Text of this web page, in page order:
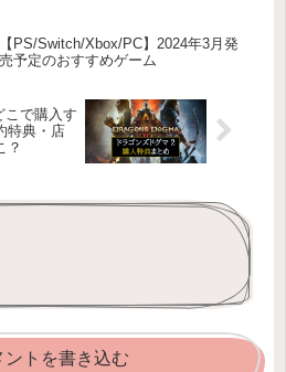
【PS/Switch/Xbox/PC】2024年3月発
売予定のおすすめゲーム
こで購入す
特典・店
？
ントを書き込む